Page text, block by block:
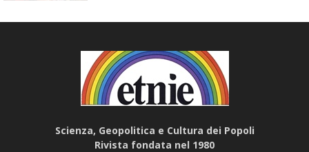
Scienza, Geopolitica e Cultura dei Popoli
Rivista fondata nel 1980